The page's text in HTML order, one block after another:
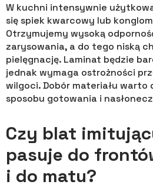
W kuchni intensywnie
się spiek kwarcowy lub
Otrzymujemy wysoką
zarysowania, a do tego niską
pielęgnację. Laminat będzie
jednak wymaga ostrożności
wilgoci. Dobór materiału warto
sposobu gotowania i
Czy blat
pasuje do
i do matu?